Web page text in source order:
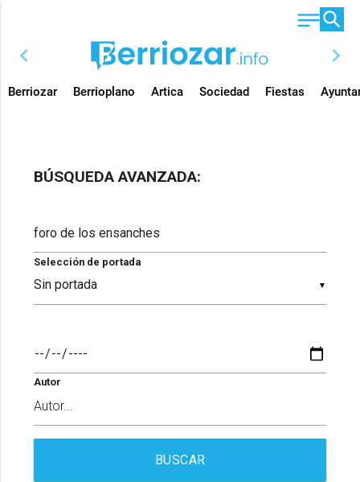
chevron_left chevron_right
Berriozar Berrioplano Artica Sociedad Fiestas
BÚSQUEDA AVANZADA:
▼
Selección de portada
Autor
BUSCAR